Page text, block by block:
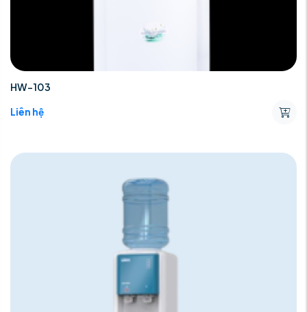
HW-103
Liên hệ